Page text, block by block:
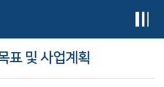
표 및 사업계획